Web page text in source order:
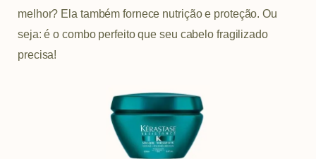
melhor? Ela também fornece nutrição e proteção. Ou
seja: é o combo perfeito que seu cabelo fragilizado
precisa!